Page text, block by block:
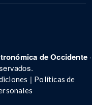
de Occidente ·
| Políticas de